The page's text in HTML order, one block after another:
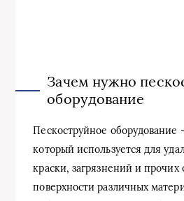
Зачем нужно
оборудование
Пескоструйное оборудование
который используется для
краски, загрязнений и
поверхности различных